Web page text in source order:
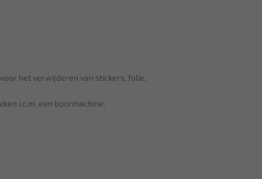
het verwijderen van stickers, folie,
i.c.m. een boormachine.